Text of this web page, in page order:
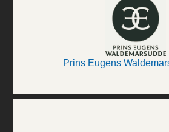
Prins Eugens